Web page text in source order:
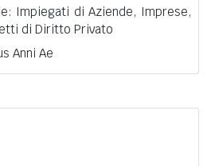
Impiegati di Aziende, Imprese,
di Diritto Privato
Anni Ae